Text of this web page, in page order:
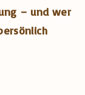
– und wer